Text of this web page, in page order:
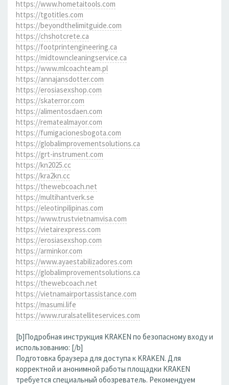
https://www.hometaitools.com
https://tgotitles.com
https://beyondthelimitguide.com
https://chshotcrete.ca
https://footprintengineering.ca
https://midtowncleaningservice.ca
https://www.mlcoachteam.pl
https://annajansdotter.com
https://erosiasexshop.com
https://skaterror.com
https://alimentosdaen.com
https://rematealmayor.com
https://fumigacionesbogota.com
https://globalimprovementsolutions.ca
https://grt-instrument.com
https://kn2025.cc
https://kra2kn.cc
https://thewebcoach.net
https://multihantverk.se
https://eleotinpilipinas.com
https://www.trustvietnamvisa.com
https://vietairexpress.com
https://erosiasexshop.com
https://arminkor.com
https://www.ayaestabilizadores.com
https://globalimprovementsolutions.ca
https://thewebcoach.net
https://vietnamairportassistance.com
https://masumi.life
https://www.ruralsatelliteservices.com
[b]Подробная инструкция KRAKEN по безопасному входу и
использованию: [/b]
Подготовка браузера для доступа к KRAKEN. Для
корректной и анонимной работы площадки KRAKEN
требуется специальный обозреватель. Рекомендуем